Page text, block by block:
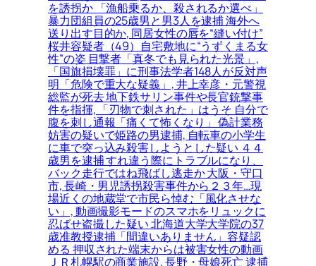
を誘拐か 「漁船乗るか、殺されるか選べ」
暴力団組員の25歳男と男3人を逮捕 海外へ
送り出す目的か, 同居女性の唇を“縫い付け”
桜井容疑者（49）自宅敷地に“うずくまる女
性”の姿 目撃者「真冬でも見られた光景」,
「国旗損壊罪」に刑事法学者148人が反対声
明「危険で重大な疑義」, 井上幸彦・元警視
総監が死去 地下鉄サリン事件や長官銃撃事
件を指揮, 「刃物で刺された」はうそ 自分で
腹を刺し通報「痛くて怖くなり」 偽計業務
妨害の疑いで姫路の男逮捕, 自転車の小学生
に車で突っ込み殺害しようとした疑い ４４
歳男を逮捕 すれ違う際にトラブルになり、
バック走行ではね飛ばし逃走か 大阪・守口
市, 長崎・男児誘拐殺害事件から２３年…現
場近くの地蔵堂で市民ら悼む「風化させな
い」, 動画撮影モードのスマホをリュックに
忍ばせ盗撮した疑い 北海道大学大学院の37
歳准教授逮捕「間違いありません」容疑認
める 押収された端末からは被害女性の動画
ＪＲ札幌駅の商業施設, 長野・母娘死亡 逮捕